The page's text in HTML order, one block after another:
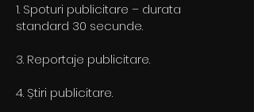
1. Spoturi publicitare – durata
standard 30 secunde.
3. Reportaje publicitare.
4. Știri publicitare.